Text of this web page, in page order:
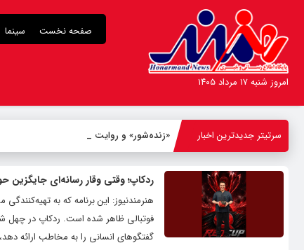
صفحه نخست سینما
امروز شنبه ۱۷ مرداد ۱۴۰۵
سرتیتر جدیدترین اخبار «زنده‌شور» و روایت نجات
ردکاپ؛ وقتی وقار رسانه‌ای
هنرمندنیوز: این برنامه که به
فوتبالی ظاهر شده است. ردکاپ در چهل
گفتگوهای انسانی را به مخاطب ارائه